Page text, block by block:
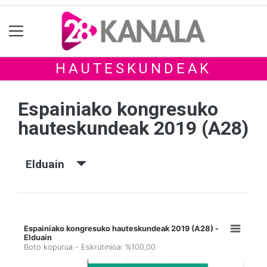
HAUTESKUNDEAK
Espainiako kongresuko
hauteskundeak 2019 (A28)
Elduain
Espainiako kongresuko hauteskundeak 2019 (A28) -
Elduain
Boto kopurua - Eskrutinioa: %100,00